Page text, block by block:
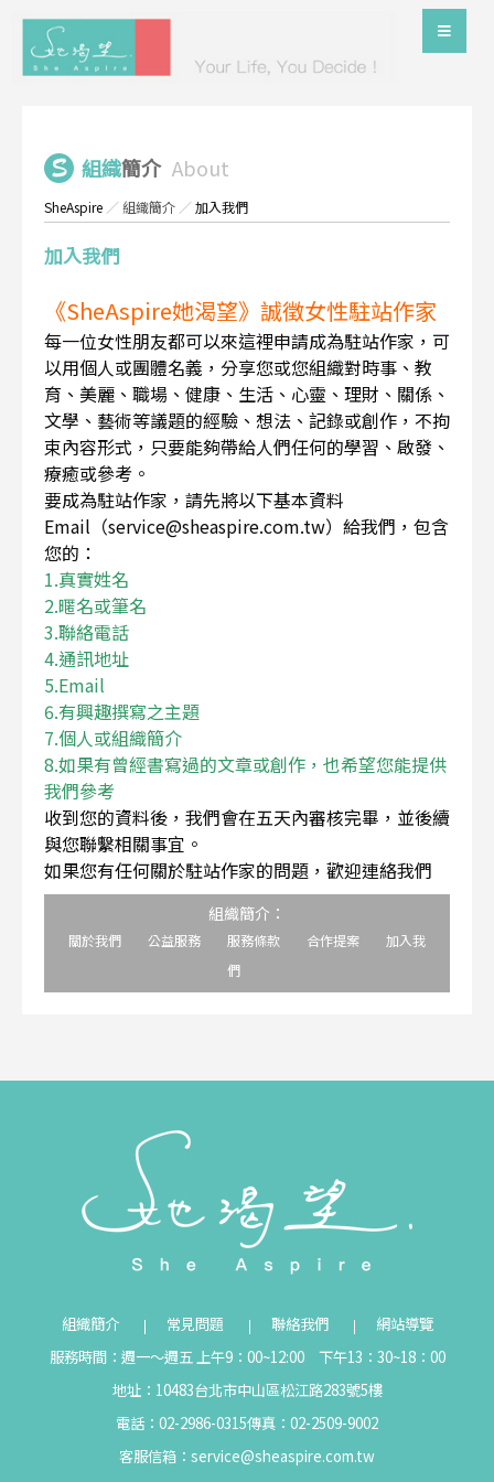
組織簡介 About
SheAspire ／組織簡介 ／加入我們
加入我們
《SheAspire她渴望》誠徵女性駐站作家
每一位女性朋友都可以來這裡申請成為駐站作家，可
以用個人或團體名義，分享您或您組織對時事、教
育、美麗、職場、健康、生活、心靈、理財、關係、
文學、藝術等議題的經驗、想法、記錄或創作，不拘
束內容形式，只要能夠帶給人們任何的學習、啟發、
療癒或參考。
要成為駐站作家，請先將以下基本資料
Email（service@sheaspire.com.tw）給我們，包含
您的：
1.真實姓名
2.暱名或筆名
3.聯絡電話
4.通訊地址
5.Email
6.有興趣撰寫之主題
7.個人或組織簡介
8.如果有曾經書寫過的文章或創作，也希望您能提供
我們參考
收到您的資料後，我們會在五天內審核完畢，並後續
與您聯繫相關事宜。
如果您有任何關於駐站作家的問題，歡迎連絡我們
組織簡介：
關於我們 公益服務 服務條款 合作提案
加入我
們
組織簡介 常見問題 聯絡我們
網站導覽
服務時間：週一～週五 上午9：00~12:00 下午13：30~18：00
地址：10483台北市中山區松江路283號5樓
電話：02-2986-0315傳真：02-2509-9002
客服信箱： service@sheaspire.com.tw